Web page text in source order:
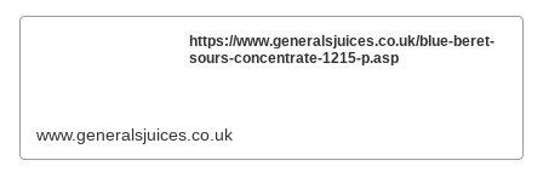
https://www.generalsjuices.co.uk/blue-beret-
sours-concentrate-1215-p.asp
www.generalsjuices.co.uk